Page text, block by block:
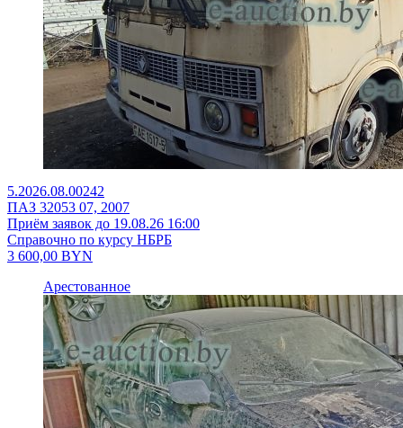
5.2026.08.00242
ПАЗ 32053 07, 2007
Приём заявок до 19.08.26 16:00
Справочно по курсу НБРБ
3 600,00 BYN
Арестованное